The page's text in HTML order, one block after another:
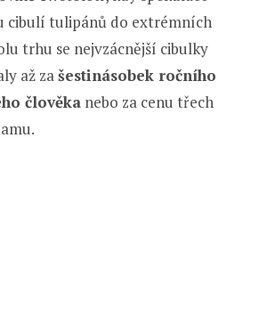
cibulí tulipánů do extrémních
trhu se nejvzácnější cibulky
až zašestinásobek ročního
člověka nebo za cenu třech